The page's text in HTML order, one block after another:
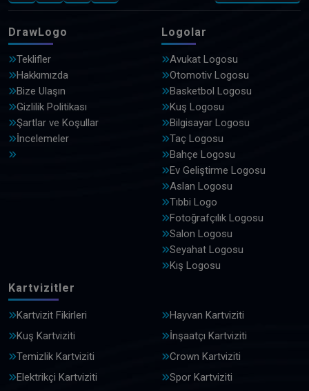
DrawLogo
Teklifler
Hakkımızda
Bize Ulaşın
Gizlilik Politikası
Şartlar ve Koşullar
İncelemeler
Logolar
Avukat Logosu
Otomotiv Logosu
Basketbol Logosu
Kuş Logosu
Bilgisayar Logosu
Taç Logosu
Bahçe Logosu
Ev Geliştirme Logosu
Aslan Logosu
Tıbbi Logo
Fotoğrafçılık Logosu
Salon Logosu
Seyahat Logosu
Kış Logosu
Kartvizitler
Kartvizit Fikirleri
Hayvan Kartviziti
Kuş Kartviziti
İnşaatçı Kartviziti
Temizlik Kartviziti
Crown Kartviziti
Elektrikçi Kartviziti
Spor Kartviziti